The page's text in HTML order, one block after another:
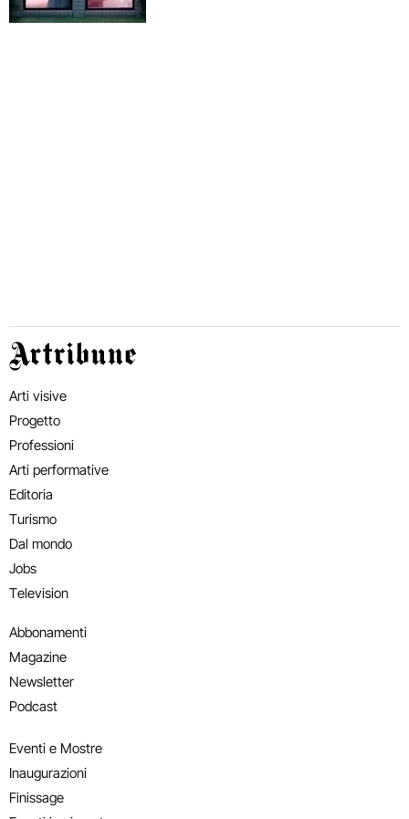
Artribune
Arti visive
Progetto
Professioni
Arti performative
Editoria
Turismo
Dal mondo
Jobs
Television
Abbonamenti
Magazine
Newsletter
Podcast
Eventi e Mostre
Inaugurazioni
Finissage